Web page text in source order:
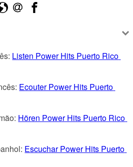
Listen Power Hits Puerto Rico
Ecouter Power Hits Puerto
Hören Power Hits Puerto Rico
Escuchar Power Hits Puerto